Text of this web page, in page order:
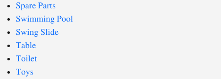
Spare Parts
Swimming Pool
Swing Slide
Table
Toilet
Toys